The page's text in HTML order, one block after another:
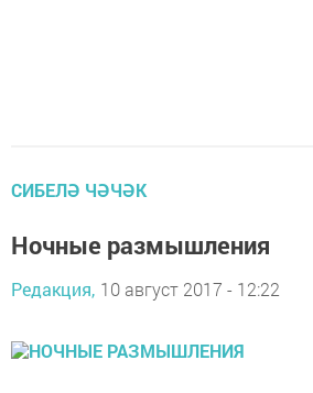
СИБЕЛӘ ЧӘЧӘК
Ночные размышления
Редакция, 10 август 2017 - 12:22